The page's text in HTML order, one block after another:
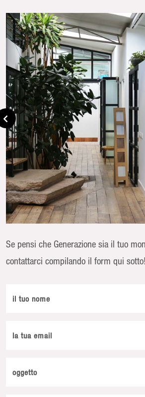
Se pensi che Generazione sia il tuo
contattarci compilando il form qui sotto!
il tuo nome
la tua email
oggetto